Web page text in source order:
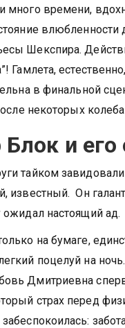
много времени,
Шекспира.
Гамлета,
в финальной
некоторых
и
тайком
известный. Он
ожидал настоящий ад.
на бумаге,
поцелуй на
Дмитриевна
страх перед